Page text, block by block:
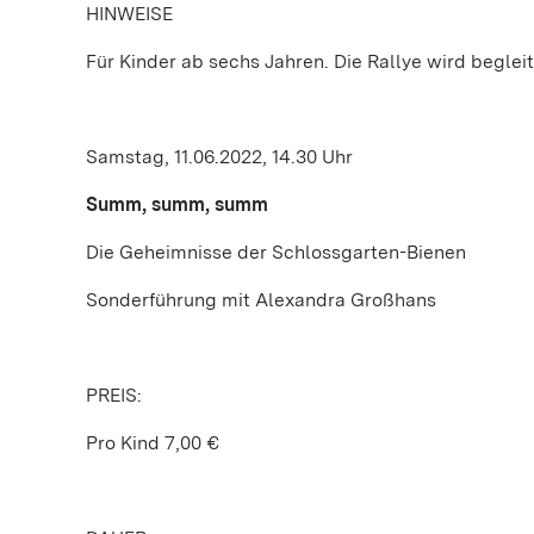
HINWEISE
Für Kinder ab sechs Jahren. Die Rallye wird
Samstag, 11.06.2022, 14.30 Uhr
Summ, summ, summ
Die Geheimnisse der Schlossgarten-Bienen
Sonderführung mit Alexandra Großhans
PREIS:
Pro Kind 7,00 €